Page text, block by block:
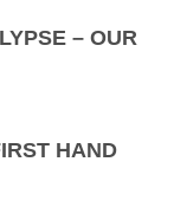
– OUR
HAND